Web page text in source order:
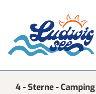
4 - Sterne - Camping